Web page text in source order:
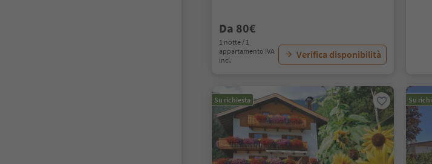
Da 80€
1 notte / 1
appartamento IVA
incl.
Verifica disponibilità
Su richiesta Su